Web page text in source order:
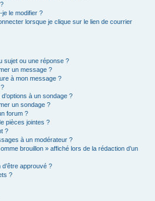
le modifier ?
lorsque je clique sur le lien de courrier
sujet ou une réponse ?
un message ?
à mon message ?
à un sondage ?
un sondage ?
forum ?
pièces jointes ?
?
à un modérateur ?
brouillon » affiché lors de la rédaction d’un
approuvé ?
?